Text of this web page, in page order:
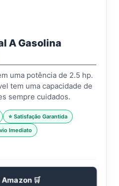
A Gasolina
uma potência de 2.5 hp.
tem uma capacidade de
sempre cuidados.
⭐ Satisfação Garantida
Imediato
Amazon 🛒